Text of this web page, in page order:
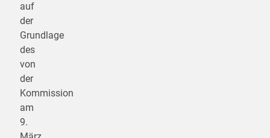
auf
der
Grundlage
des
von
der
Kommission
am
9.